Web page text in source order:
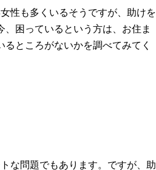
性も多くいるそうですが、助けを
困っているという方は、お住ま
ところがないかを調べてみてく
な問題でもあります。ですが、助